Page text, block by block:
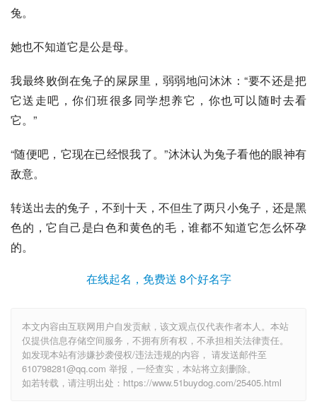
兔。
她也不知道它是公是母。
我最终败倒在兔子的屎尿里，弱弱地问沐沐：“要不还是把
它送走吧，你们班很多同学想养它，你也可以随时去看
它。”
“随便吧，它现在已经恨我了。”沐沐认为兔子看他的眼神有
敌意。
转送出去的兔子，不到十天，不但生了两只小兔子，还是黑
色的，它自己是白色和黄色的毛，谁都不知道它怎么怀孕
的。
在线起名，免费送 8个好名字
本文内容由互联网用户自发贡献，该文观点仅代表作者本人。本站
仅提供信息存储空间服务，不拥有所有权，不承担相关法律责任。
如发现本站有涉嫌抄袭侵权/违法违规的内容， 请发送邮件至
610798281@qq.com 举报，一经查实，本站将立刻删除。
如若转载，请注明出处：https://www.51buydog.com/25405.html